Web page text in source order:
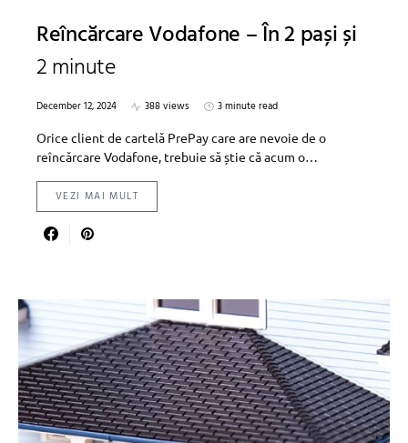
Reîncărcare Vodafone – În 2 pași și
2 minute
December 12, 2024 388 views
3 minute read
Orice client de cartelă PrePay care are nevoie de o
reîncărcare Vodafone, trebuie să știe că acum o…
VEZI MAI MULT